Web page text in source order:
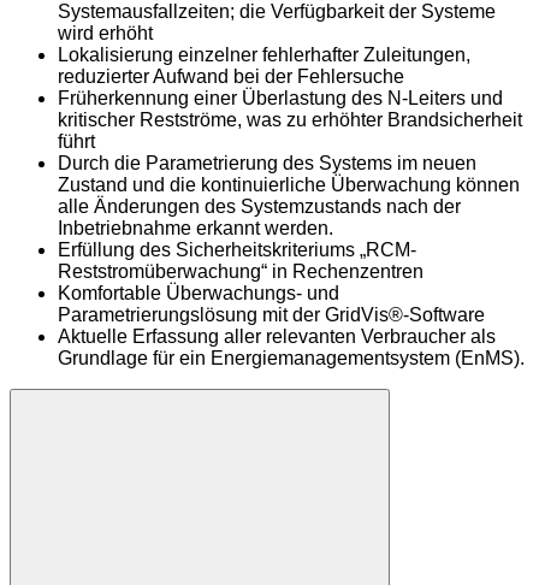
Systemausfallzeiten; die Verfügbarkeit der Systeme
wird erhöht
Lokalisierung einzelner fehlerhafter Zuleitungen,
reduzierter Aufwand bei der Fehlersuche
Früherkennung einer Überlastung des N-Leiters und
kritischer Restströme, was zu erhöhter Brandsicherheit
führt
Durch die Parametrierung des Systems im neuen
Zustand und die kontinuierliche Überwachung können
alle Änderungen des Systemzustands nach der
Inbetriebnahme erkannt werden.
Erfüllung des Sicherheitskriteriums „RCM-
Reststromüberwachung“ in Rechenzentren
Komfortable Überwachungs- und
Parametrierungslösung mit der GridVis®-Software
Aktuelle Erfassung aller relevanten Verbraucher als
Grundlage für ein Energiemanagementsystem (EnMS).